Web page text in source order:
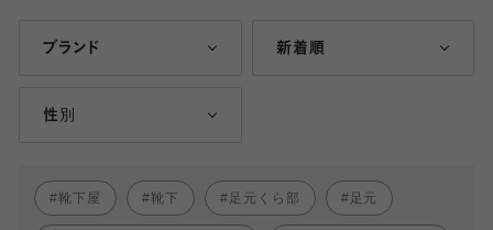
ブランド 新着順
性別
靴下屋 靴下 足元くら部 足元